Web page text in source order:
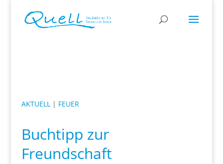
AKTUELL| FEUER
Buchtipp zur
Freundschaft